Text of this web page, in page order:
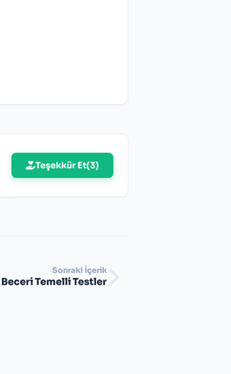
Teşekkür Et(3)
Sonraki İçerik
Temelli Testler